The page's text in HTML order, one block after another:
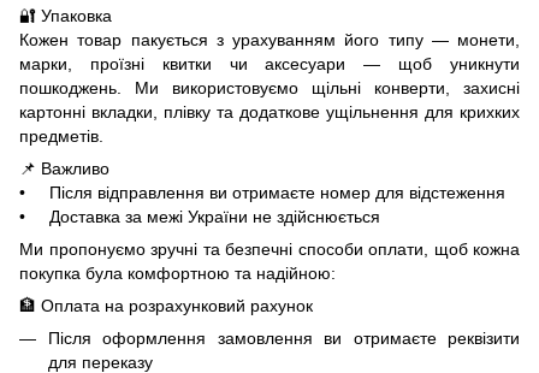
🔐 Упаковка
Кожен товар пакується з урахуванням його типу — монети,
марки, проїзні квитки чи аксесуари — щоб уникнути
пошкоджень. Ми використовуємо щільні конверти, захисні
картонні вкладки, плівку та додаткове ущільнення для крихких
предметів.
📌 Важливо
• Після відправлення ви отримаєте номер для відстеження
• Доставка за межі України не здійснюється
Ми пропонуємо зручні та безпечні способи оплати, щоб кожна
покупка була комфортною та надійною:
🏦 Оплата на розрахунковий рахунок
Після оформлення замовлення ви отримаєте реквізити
для переказу